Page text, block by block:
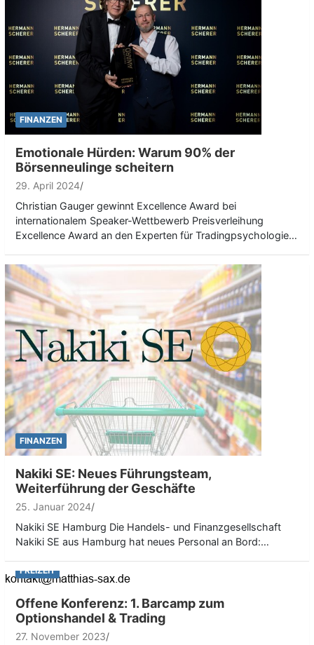
FINANZEN
Emotionale Hürden: Warum 90% der
Börsenneulinge scheitern
29. April 2024
Christian Gauger gewinnt Excellence Award bei
internationalem Speaker-Wettbewerb Preisverleihung
Excellence Award an den Experten für Tradingpsychologie…
FINANZEN
Nakiki SE: Neues Führungsteam,
Weiterführung der Geschäfte
25. Januar 2024
Nakiki SE Hamburg Die Handels- und Finanzgesellschaft
Nakiki SE aus Hamburg hat neues Personal an Bord:…
FREIZEIT
Offene Konferenz: 1. Barcamp zum
Optionshandel & Trading
27. November 2023